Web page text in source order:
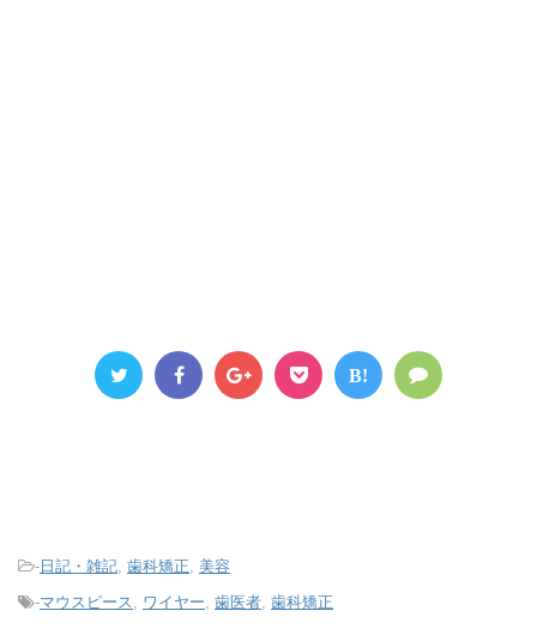
B!
-日記・雑記 歯科矯正
美容
-マウスピース ワイヤー 歯医者 歯科矯正